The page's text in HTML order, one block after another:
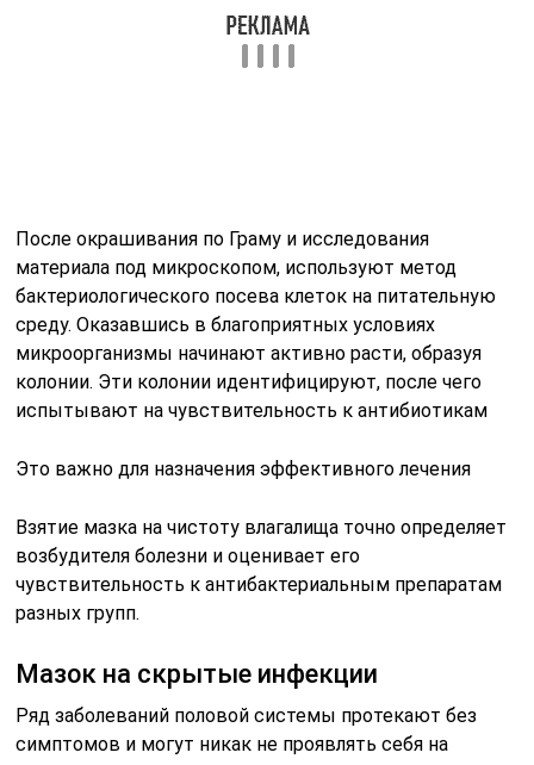
колонии. Эти колонии идентифицируют, после чего
испытывают на чувствительность к антибиотикам
чувствительность к антибактериальным препаратам
разных групп.
Мазок на скрытые инфекции
Ряд заболеваний половой системы протекают без
симптомов и могут никак не проявлять себя на
протяжении многих лет. При этом они нарушают
бесплодие, нарушают развитие плода во время
К скрытым инфекциям относят: